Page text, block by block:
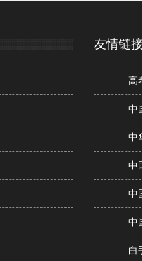
友情链
高
中
中
中
中
中
白